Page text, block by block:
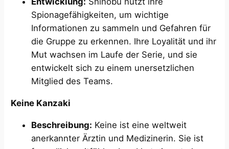
Spionagefähigkeiten, um wichtige
Informationen zu sammeln und Gefahren für
die Gruppe zu erkennen. Ihre Loyalität und ihr
Mut wachsen im Laufe der Serie, und sie
entwickelt sich zu einem unersetzlichen
Mitglied des Teams.
Keine Kanzaki
Beschreibung: Keine ist eine weltweit
anerkannter Ärztin und Medizinerin. Sie ist